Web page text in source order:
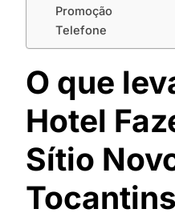
Promoção
Telefone
O que
Hotel
Sítio